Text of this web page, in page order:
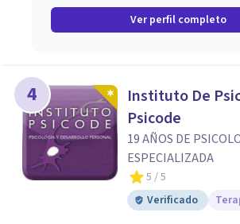
Ver perfil completo
4
Instituto De
Psicode
19 AÑOS DE
ESPECIALIZADA
5 / 5
Verificado